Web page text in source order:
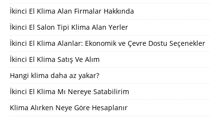
İkinci El Klima Alan Firmalar Hakkında
İkinci El Salon Tipi Klima Alan Yerler
İkinci El Klima Alanlar: Ekonomik ve Çevre Dostu Seçenekler
İkinci El Klima Satış Ve Alım
Hangi klima daha az yakar?
İkinci El Klima Mı Nereye Satabilirim
Klima Alırken Neye Göre Hesaplanır